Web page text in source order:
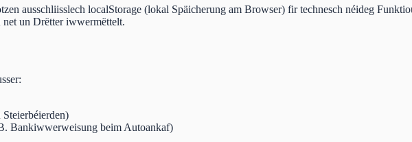
ausschliisslech localStorage (lokal Späicherung am Browser) fir technesch néideg
un Drëtter iwwermëttelt.
Bankiwwerweisung beim Autoankaf)